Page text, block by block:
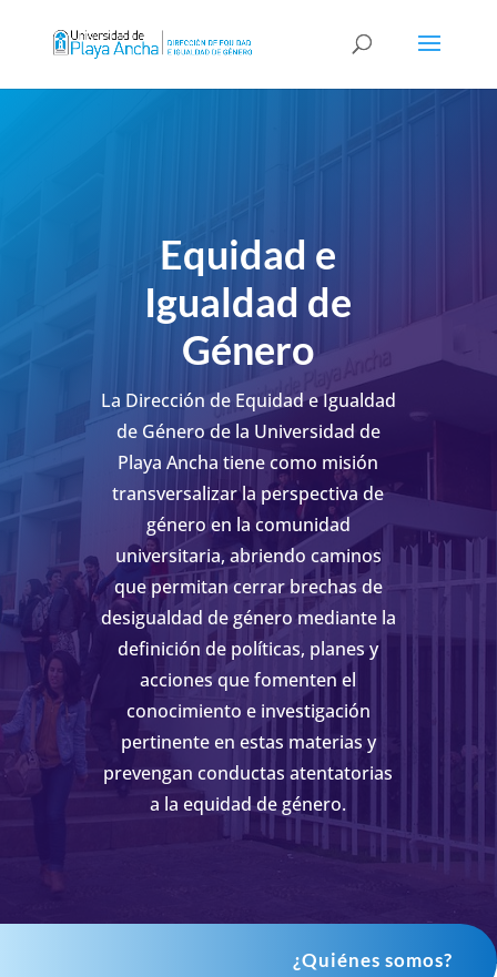
Equidad e
Igualdad de
Género
La Dirección de Equidad e Igualdad
de Género de la Universidad de
Playa Ancha tiene como misión
transversalizar la perspectiva de
género en la comunidad
universitaria, abriendo caminos
que permitan cerrar brechas de
desigualdad de género mediante la
definición de políticas, planes y
acciones que fomenten el
conocimiento e investigación
pertinente en estas materias y
prevengan conductas atentatorias
a la equidad de género.
¿Quiénes somos?